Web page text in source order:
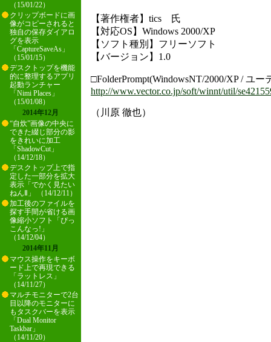
（15/01/22）
クリップボードに画
像がコピーされると
独自の保存ダイアロ
グを表示
「CaptureSaveAs」
（15/01/15）
デスクトップを機能
的に整理するアプリ
起動ランチャー
「Nimi Places」
（15/01/08）
2014年12月
“自炊”画像の中央に
できた綴じ部分の影
をきれいに加工
「ShadowCut」
（14/12/18）
デスクトップ上で指
定した一部分を拡大
表示「でかく見たい
ねんⅡ」 （14/12/11）
加工後のファイルを
探す手間が省ける画
像縮小ソフト「ぴっ
こんなっ!」
（14/12/04）
2014年11月
マウス操作をキーボ
ード上で再現できる
「ラットレス」
（14/11/27）
マルチモニターで2台
目以降のモニターに
もタスクバーを表示
「Dual Monitor
Taskbar」
（14/11/20）
【著作権者】tics 氏
【対応OS】Windows 2000/XP
【ソフト種別】フリーソフト
【バージョン】1.0
□FolderPrompt(WindowsNT/2000/XP / ユー
http://www.vector.co.jp/soft/winnt/util/
（川原 徹也）